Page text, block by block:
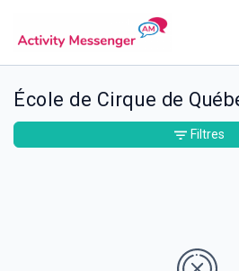
École de Cirque de
Filtres